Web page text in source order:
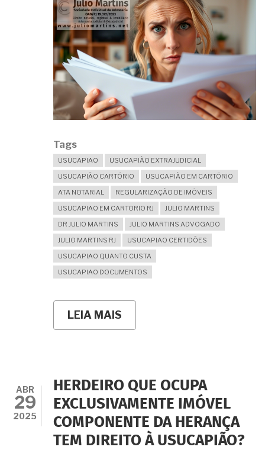
Tags
USUCAPIAO
USUCAPIÃO EXTRAJUDICIAL
USUCAPIÃO CARTÓRIO
USUCAPIÃO EM CARTÓRIO
ATA NOTARIAL
REGULARIZAÇÃO DE IMÓVEIS
USUCAPIAO EM CARTORIO RJ
JULIO MARTINS
DR JULIO MARTINS
JULIO MARTINS ADVOGADO
JULIO MARTINS RJ
USUCAPIAO CERTIDÕES
USUCAPIAO QUANTO CUSTA
USUCAPIAO DOCUMENTOS
LEIA MAIS
CERTIDÕES
NEGATIVAS:
É
VERDADE
QUE
NÃO
PODEM
ABR
29
2025
HERDEIRO QUE OCUPA
EXCLUSIVAMENTE IMÓVEL
COMPONENTE DA HERANÇA
TEM DIREITO À USUCAPIÃO?